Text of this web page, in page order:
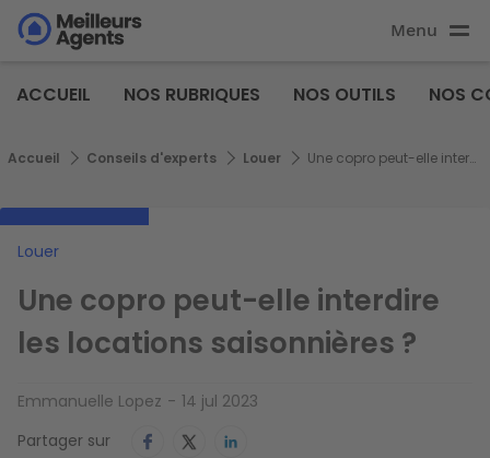
Aller
au
principal
Aller au
principal
Menu
Agents
ACCUEIL NOS RUBRIQUES NOS OUTILS NOS
Fil d'Ariane
Accueil Conseils d'experts Louer Une copro peut-elle interdire les locations saisonnières ?
Louer
Une copro peut-elle interdire
les locations saisonnières ?
Emmanuelle Lopez
14 jul 2023
Partager sur